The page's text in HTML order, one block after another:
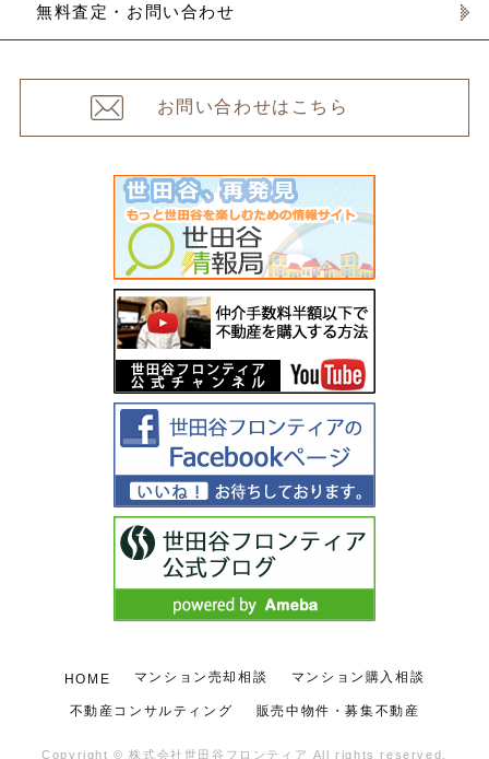
無料査定・お問い合わせ
お問い合わせはこちら
HOME マンション売却相談 マンション購入相談
不動産コンサルティング 販売中物件・募集不動産
Copyright ©株式会社世田谷フロンティア All rights reserved.